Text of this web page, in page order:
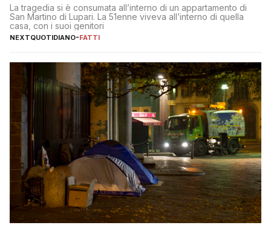
La tragedia si è consumata all’interno di un appartamento di
San Martino di Lupari. La 51enne viveva all’interno di quella
casa, con i suoi genitori
NEXTQUOTIDIANO-FATTI